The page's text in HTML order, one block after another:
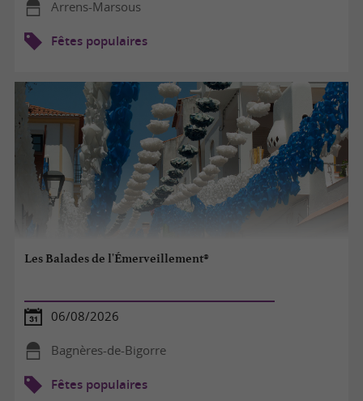
Arrens-Marsous
Fêtes populaires
Les Balades de l'Émerveillement®
06/08/2026
Bagnères-de-Bigorre
Fêtes populaires